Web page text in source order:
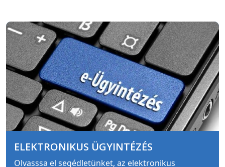
ELEKTRONIKUS ÜGYINTÉZÉS
Olvasssa el segédletünket, az elektronikus